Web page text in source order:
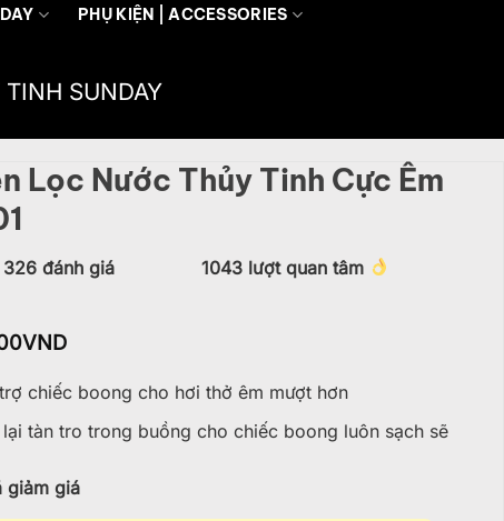
PHỤ KIỆN | ACCESSORIES
SUNDAY
Lọc Nước Thủy Tinh Cực Êm
326 đánh giá 1043 lượt quan tâm
VND
chiếc boong cho hơi thở êm mượt hơn
lại tàn tro trong buồng cho chiếc boong luôn sạch sẽ
giảm giá